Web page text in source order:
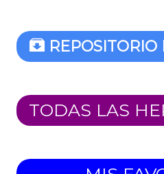
REPOSITORIO
TODAS LAS